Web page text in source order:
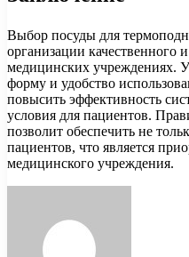
Выбор посуды для
организации качественного
медицинских учреждениях.
форму и удобство
повысить эффективность
условия для пациентов.
позволит обеспечить не
пациентов, что является
медицинского учреждения.